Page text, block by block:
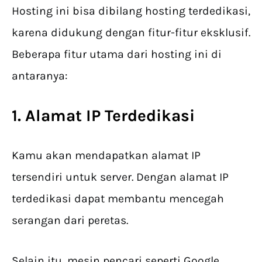
Hosting ini bisa dibilang hosting terdedikasi,
karena didukung dengan fitur-fitur eksklusif.
Beberapa fitur utama dari hosting ini di
antaranya:
1. Alamat IP Terdedikasi
Kamu akan mendapatkan alamat IP
tersendiri untuk server. Dengan alamat IP
terdedikasi dapat membantu mencegah
serangan dari peretas.